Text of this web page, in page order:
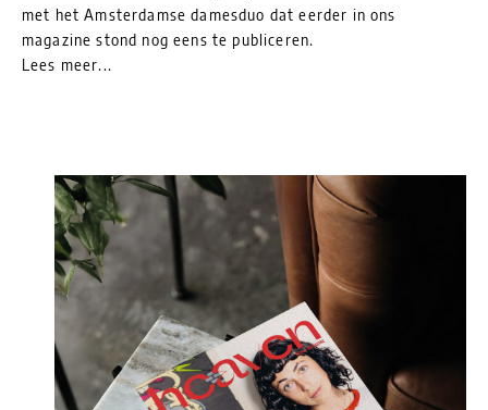
met het Amsterdamse damesduo dat eerder in ons
magazine stond nog eens te publiceren.
Lees meer...